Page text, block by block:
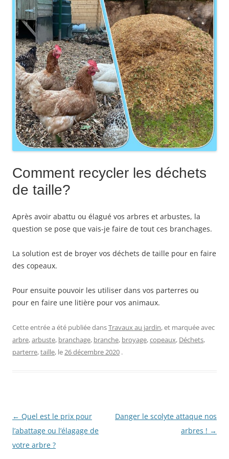
Comment recycler les déchets
de taille?
Après avoir abattu ou élagué vos arbres et arbustes, la
question se pose que vais-je faire de tout ces branchages.
La solution est de broyer vos déchets de taille pour en faire
des copeaux.
Pour ensuite pouvoir les utiliser dans vos parterres ou
pour en faire une litière pour vos animaux.
Cette entrée a été publiée dansTravaux au jardin, et marquée avec
arbre,arbuste, branchage, branche, broyage,copeaux, Déchets,
parterre,taille, le26 décembre 2020 .
Navigation
des
articles
← Quel est le prix pour
l’abattage ou l’élagage de
votre arbre ?
Danger le scolyte attaque nos
arbres ! →